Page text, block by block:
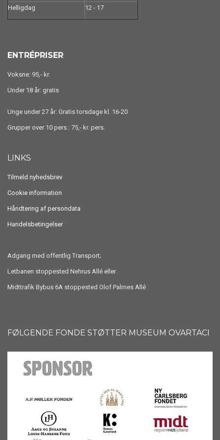
Helligdag 12 - 17
ENTRÉPRISER
Voksne: 95,- kr.
Under 18 år: gratis
Unge under 27 år: Gratis torsdage kl. 16-20
Grupper over 10 pers.: 75,- kr. pers.
LINKS
Tilmeld nyhedsbrev
Cookie information
Håndtering af persondata
Handelsbetingelser
Adgang med offentlig Transport;
Letbanen stoppested Nehrus Allé eller
Midttrafik Bybus 6A stoppested Olof Palmes Allé
FØLGENDE FONDE STØTTER MUSEUM OVARTACI